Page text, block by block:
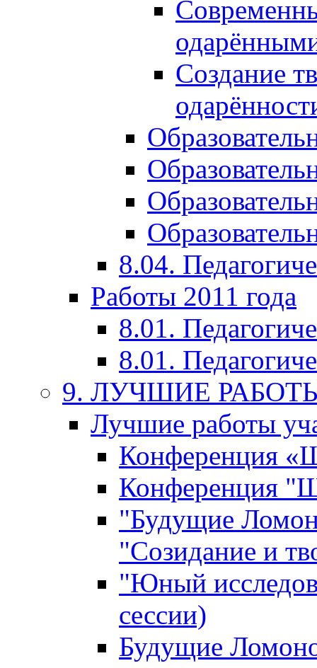
Создание
8.04.
Работы 2011 года
8.01.
8.01.
9. ЛУЧШИЕ
Лучшие работы
Конференция
Конференция
"Будущие
"Созидание и
"Юный
сессии)
Будущие